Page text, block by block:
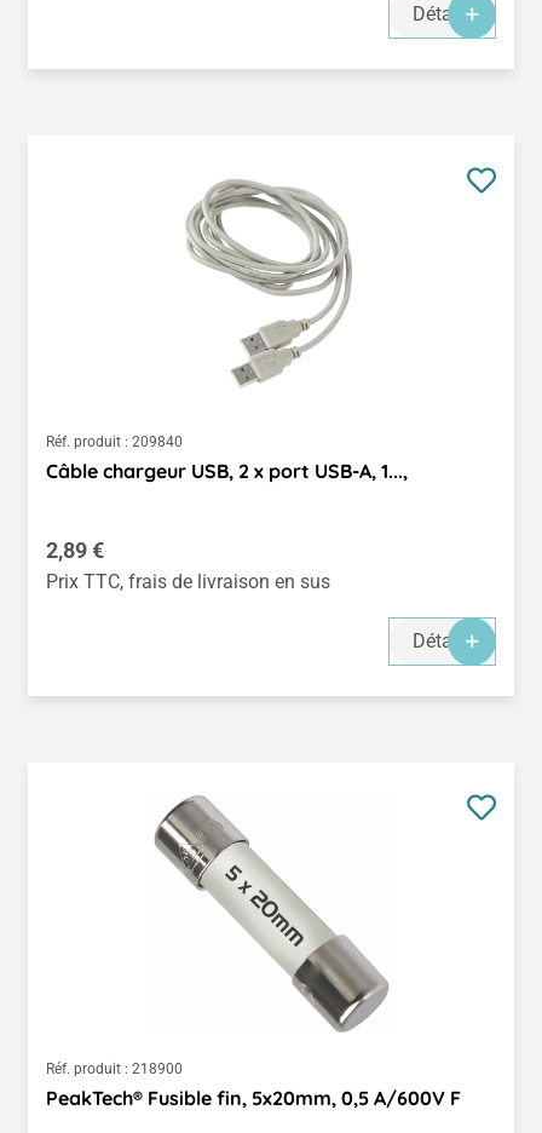
Détails
Réf. produit : 209840
Câble chargeur USB, 2 x port USB-A, 1...,
Prix régulier :
2,89 €
Prix TTC, frais de livraison en sus
Détails
Réf. produit : 218900
PeakTech® Fusible fin, 5x20mm, 0,5 A/600V F